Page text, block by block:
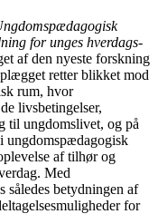
for unges hverdags-
af den nyeste forskning
retter blikket mod
rum, hvor
livsbetingelser,
til ungdomslivet, og på
ungdomspædagogisk
af tilhør og
Med
således betydningen af
for